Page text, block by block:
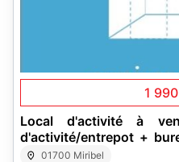
1
Local d'activité à
d'activité/entrepot +
option erp 5eme
01700 Miribel